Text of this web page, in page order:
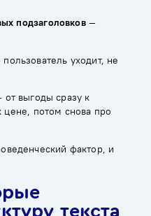
подзаголовков—
уходит, не
выгоды сразу к
цене, потом снова про
фактор, и
текста